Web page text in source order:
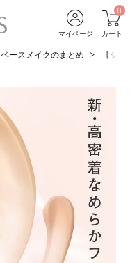
マイページ
0
カート
ベースメイクのまとめ 【シ